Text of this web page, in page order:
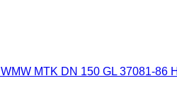
WMW MTK DN 150 GL 37081-86